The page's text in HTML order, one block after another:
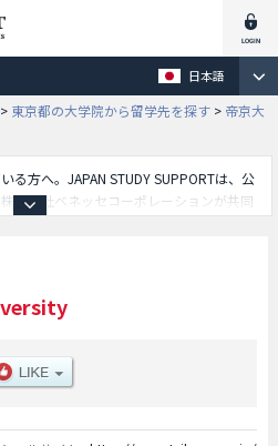
日本語
> 東京都の大学院から留学先を探す > 帝京大
る方へ。JAPAN STUDY SUPPORTは、公
式会社ベネッセコーポレーションが共同
報も掲載していますので、帝京大学に関
利用下さい。その他、外国人留学生募集
・短大・専門学校情報も掲載していま